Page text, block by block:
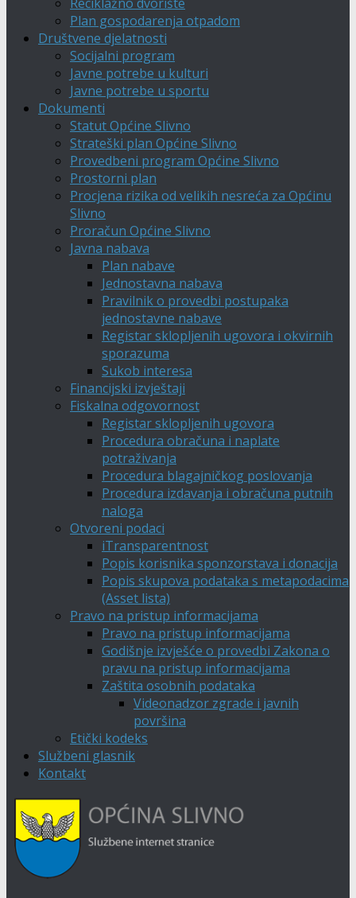
Plan gospodarenja otpadom
Društvene djelatnosti
Socijalni program
Javne potrebe u kulturi
Javne potrebe u sportu
Dokumenti
Statut Općine Slivno
Strateški plan Općine Slivno
Provedbeni program Općine Slivno
Prostorni plan
Procjena rizika od velikih nesreća za Općinu
Slivno
Proračun Općine Slivno
Javna nabava
Plan nabave
Jednostavna nabava
Pravilnik o provedbi postupaka
jednostavne nabave
Registar sklopljenih ugovora i okvirnih
sporazuma
Sukob interesa
Financijski izvještaji
Fiskalna odgovornost
Registar sklopljenih ugovora
Procedura obračuna i naplate
potraživanja
Procedura blagajničkog poslovanja
Procedura izdavanja i obračuna putnih
naloga
Otvoreni podaci
iTransparentnost
Popis korisnika sponzorstava i donacija
Popis skupova podataka s metapodacima
(Asset lista)
Pravo na pristup informacijama
Pravo na pristup informacijama
Godišnje izvješće o provedbi Zakona o
pravu na pristup informacijama
Zaštita osobnih podataka
Videonadzor zgrade i javnih
površina
Etički kodeks
Službeni glasnik
Kontakt